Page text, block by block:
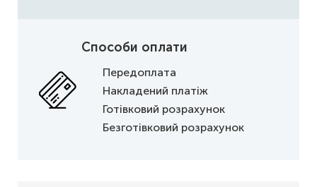
Способи оплати
Передоплата
Накладений платіж
Готівковий розрахунок
Безготівковий розрахунок